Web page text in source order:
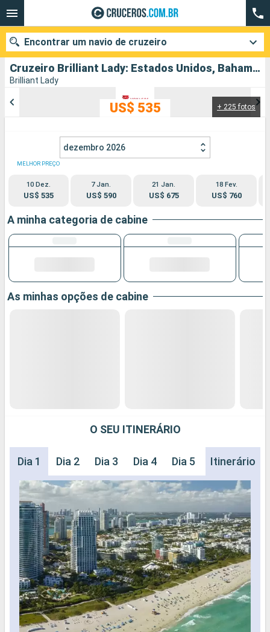
Cruzeiro Brilliant Lady: Estados Unidos, Bahamas partindo de Miami
Brilliant Lady
+ 225 fotos
US$ 535
dezembro 2026
MELHOR PREÇO
10 Dez.
US$ 535
7 Jan.
US$ 590
21 Jan.
US$ 675
18 Fev.
US$ 760
A minha categoria de cabine
As minhas opções de cabine
O SEU ITINERÁRIO
Dia 1 Dia 2 Dia 3 Dia 4 Dia 5 Itinerário
Encontrar um navio de cruzeiro
Data de partida
Cidades
Pesquisar